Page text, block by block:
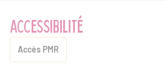
ACCESSIBILITÉ
Accès PMR